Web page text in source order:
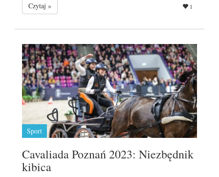
Czytaj »
1
Sport
Cavaliada Poznań 2023: Niezbędnik
kibica